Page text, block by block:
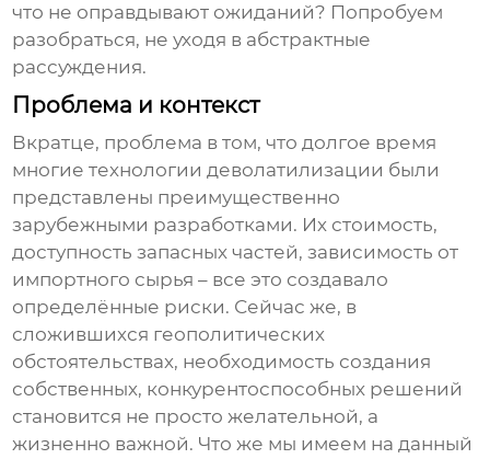
что не оправдывают ожиданий? Попробуем
разобраться, не уходя в абстрактные
рассуждения.
Проблема и контекст
Вкратце, проблема в том, что долгое время
многие технологии деволатилизации были
представлены преимущественно
зарубежными разработками. Их стоимость,
доступность запасных частей, зависимость от
импортного сырья – все это создавало
определённые риски. Сейчас же, в
сложившихся геополитических
обстоятельствах, необходимость создания
собственных, конкурентоспособных решений
становится не просто желательной, а
жизненно важной. Что же мы имеем на данный